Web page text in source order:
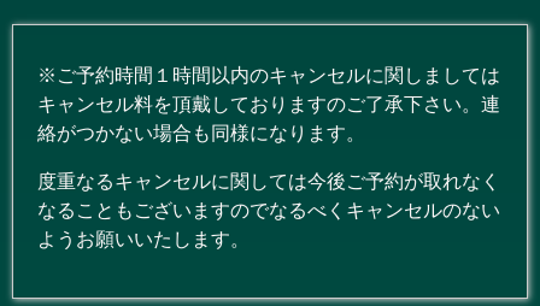
※ご予約時間１時間以内のキャンセルに関しましては
キャンセル料を頂戴しておりますのご了承下さい。連
絡がつかない場合も同様になります。
度重なるキャンセルに関しては今後ご予約が取れなく
なることもございますのでなるべくキャンセルのない
ようお願いいたします。